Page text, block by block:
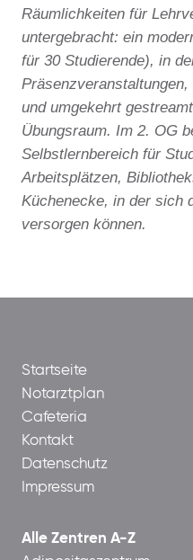
Räumlichkeiten für
untergebracht: ein
für 30 Studierende), in
und umgekehrt
Übungsraum. Im 2. OG
Selbstlernbereich für
Arbeitsplätzen,
Küchenecke, in der sich
versorgen können.
Startseite
Notarztplan
Cafeteria
Kontakt
Datenschutz
Impressum
Alle Zentren A-Z